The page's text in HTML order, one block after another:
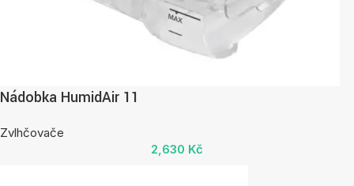
Nádobka HumidAir 11
Zvlhčovače
2,630 Kč